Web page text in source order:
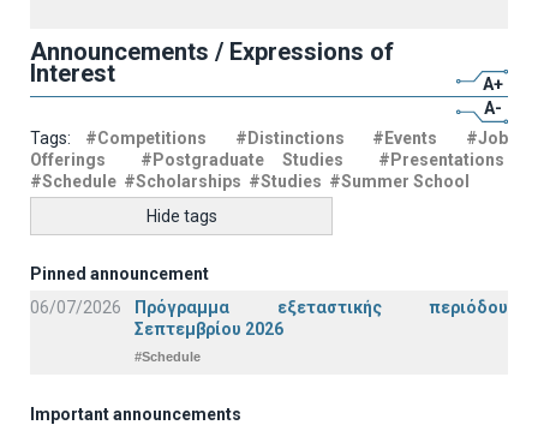
Announcements / Expressions of
Interest
A+
A-
Tags: #Competitions #Distinctions #Events
#Job
Offerings
#Postgraduate Studies
#Presentations
#Schedule #Scholarships #Studies #Summer School
Hide tags
Pinned announcement
06/07/2026
Πρόγραμμα εξεταστικής περιόδου
Σεπτεμβρίου 2026
#Schedule
Important announcements